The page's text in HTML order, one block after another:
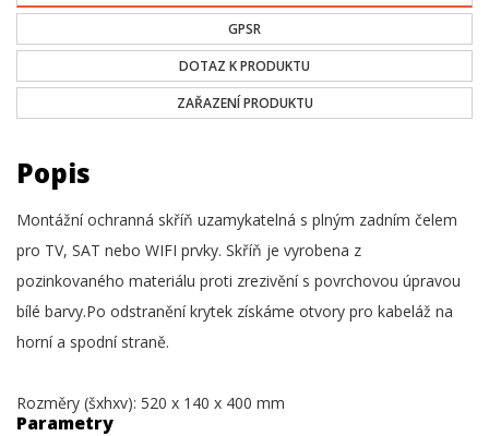
GPSR
DOTAZ K PRODUKTU
ZAŘAZENÍ PRODUKTU
Popis
Montážní ochranná skříň uzamykatelná s plným zadním čelem
pro TV, SAT nebo WIFI prvky. Skříň je vyrobena z
pozinkovaného materiálu proti zrezivění s povrchovou úpravou
bílé barvy.Po odstranění krytek získáme otvory pro kabeláž na
horní a spodní straně.
Rozměry (šxhxv): 520 x 140 x 400 mm
Parametry